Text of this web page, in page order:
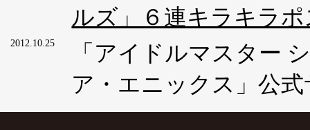
ルズ」６連キラキラ
2012.10.25
「アイドルマスター
ア・エニックス」公